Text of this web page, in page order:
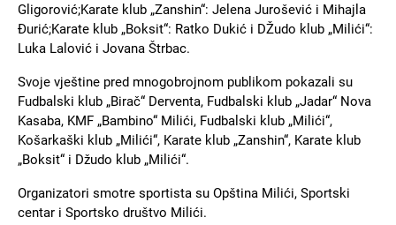
Gligorović;Karate klub „Zanshin“: Jelena Jurošević i Mihajla
Đurić;Karate klub „Boksit“: Ratko Dukić i DŽudo klub „Milići“:
Luka Lalović i Jovana Štrbac.
Svoje vještine pred mnogobrojnom publikom pokazali su
Fudbalski klub „Birač“ Derventa, Fudbalski klub „Jadar“ Nova
Kasaba, KMF „Bambino“ Milići, Fudbalski klub „Milići“,
Košarkaški klub „Milići“, Karate klub „Zanshin“, Karate klub
„Boksit“ i Džudo klub „Milići“.
Organizatori smotre sportista su Opština Milići, Sportski
centar i Sportsko društvo Milići.